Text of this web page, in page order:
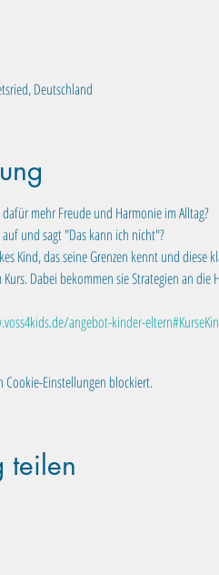
Deutschland
mehr Freude und Harmonie im Alltag?
und sagt "Das kann ich nicht"?
Kind, das seine Grenzen kennt und diese
Dabei bekommen sie Strategien an
angebot-kinder-
Einstellungen blockiert.
teilen